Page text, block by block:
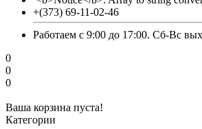
+(373) 69-11-02-46
Работаем с 9:00 до 17:00. Сб-Вс
0
0
0
Ваша корзина пуста!
Категории